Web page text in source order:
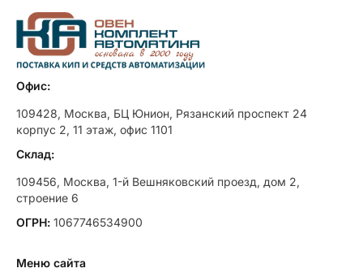
Офис:
109428, Москва, БЦ Юнион, Рязанский проспект 24
корпус 2, 11 этаж, офис 1101
Склад:
109456, Москва, 1-й Вешняковский проезд, дом 2,
строение 6
ОГРН: 1067746534900
Меню сайта